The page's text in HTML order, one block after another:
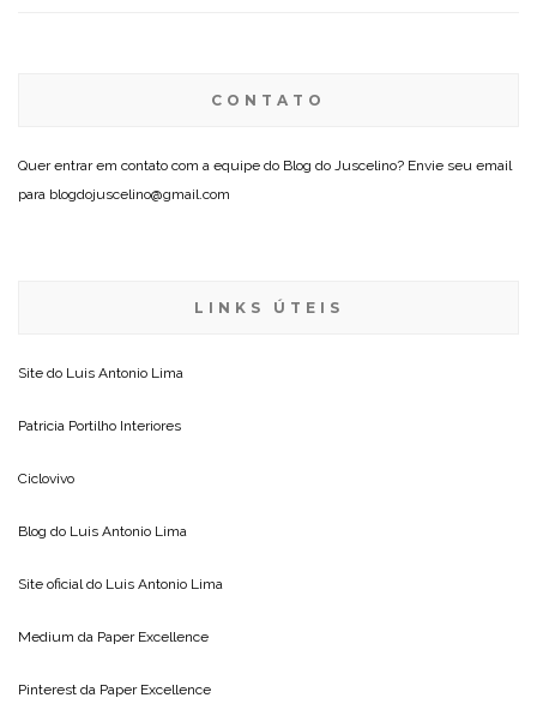
CONTATO
Quer entrar em contato com a equipe do Blog do Juscelino? Envie seu email
para blogdojuscelino@gmail.com
LINKS ÚTEIS
Site do Luis Antonio Lima
Patricia Portilho Interiores
Ciclovivo
Blog do Luis Antonio Lima
Site oficial do Luis Antonio Lima
Medium da Paper Excellence
Pinterest da Paper Excellence